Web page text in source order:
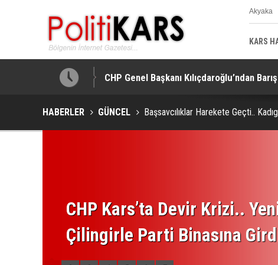
Akyaka
KARS
CHP Genel Başkanı Kılıçdaroğlu’ndan
HABERLER GÜNCEL Başsavcılıklar Harekete Geçti..
CHP Kars’ta Devir Krizi..
Çilingirle Parti Binasına